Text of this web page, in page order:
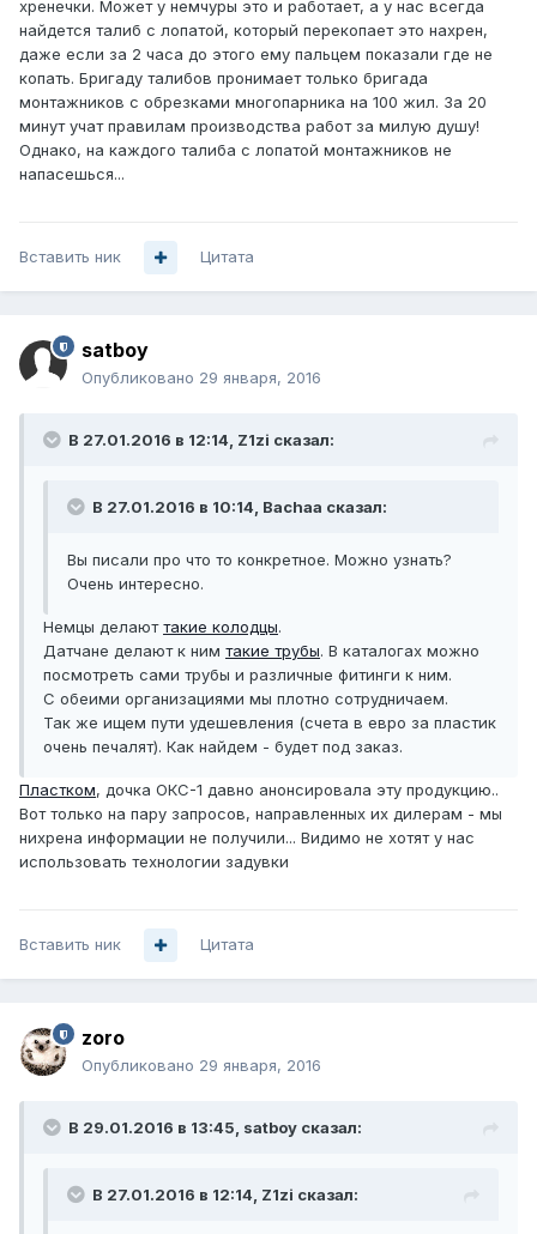
хренечки. Может у немчуры это и работает, а у нас всегда
найдется талиб с лопатой, который перекопает это нахрен,
даже если за 2 часа до этого ему пальцем показали где не
копать. Бригаду талибов пронимает только бригада
монтажников с обрезками многопарника на 100 жил. За 20
минут учат правилам производства работ за милую душу!
Однако, на каждого талиба с лопатой монтажников не
напасешься...
Вставить ник Цитата
satboy
Опубликовано 29 января, 2016
В 27.01.2016 в 12:14, Z1zi сказал:
В 27.01.2016 в 10:14, Bachaa сказал:
Вы писали про что то конкретное. Можно узнать?
Очень интересно.
Немцы делаюттакие колодцы.
Датчане делают к ним такие трубы. В каталогах можно
посмотреть сами трубы и различные фитинги к ним.
С обеими организациями мы плотно сотрудничаем.
Так же ищем пути удешевления (счета в евро за пластик
очень печалят). Как найдем - будет под заказ.
Пластком, дочка ОКС-1 давно анонсировала эту продукцию..
Вот только на пару запросов, направленных их дилерам - мы
нихрена информации не получили... Видимо не хотят у нас
использовать технологии задувки
Вставить ник Цитата
zoro
Опубликовано 29 января, 2016
В 29.01.2016 в 13:45, satboy сказал:
В 27.01.2016 в 12:14, Z1zi сказал: